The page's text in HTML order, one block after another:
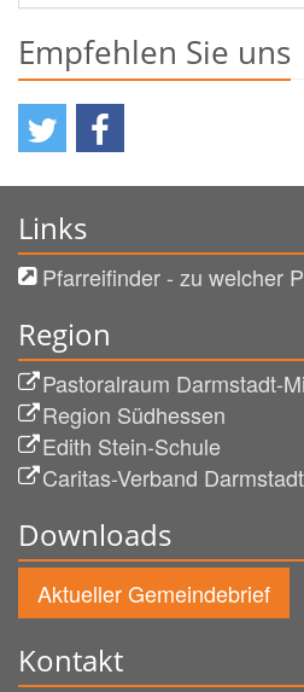
Empfehlen Sie uns
Links
Pfarreifinder - zu welcher
Region
Pastoralraum Darmstadt-
Region Südhessen
Edith Stein-Schule
Caritas-Verband Darmstadt
Downloads
Aktueller Gemeindebrief
Kontakt